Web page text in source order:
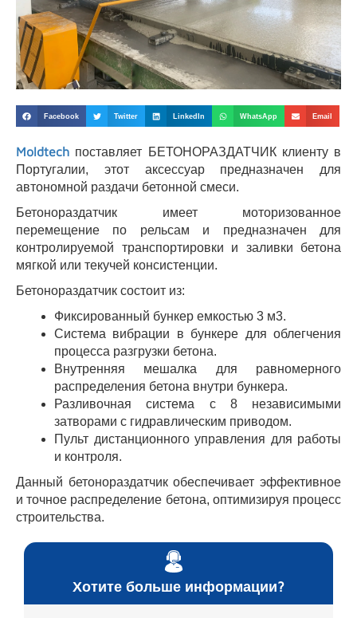
Facebook Twitter LinkedIn WhatsApp Email
Moldtech поставляет БЕТОНОРАЗДАТЧИК клиенту в
Португалии, этот аксессуар предназначен для
автономной раздачи бетонной смеси.
Бетонораздатчик имеет моторизованное
перемещение по рельсам и предназначен для
контролируемой транспортировки и заливки бетона
мягкой или текучей консистенции.
Бетонораздатчик состоит из:
Фиксированный бункер емкостью 3 м3.
Система вибрации в бункере для облегчения
процесса разгрузки бетона.
Внутренняя мешалка для равномерного
распределения бетона внутри бункера.
Разливочная система с 8 независимыми
затворами с гидравлическим приводом.
Пульт дистанционного управления для работы
и контроля.
Данный бетонораздатчик обеспечивает эффективное
и точное распределение бетона, оптимизируя процесс
строительства.
Хотите больше информации?